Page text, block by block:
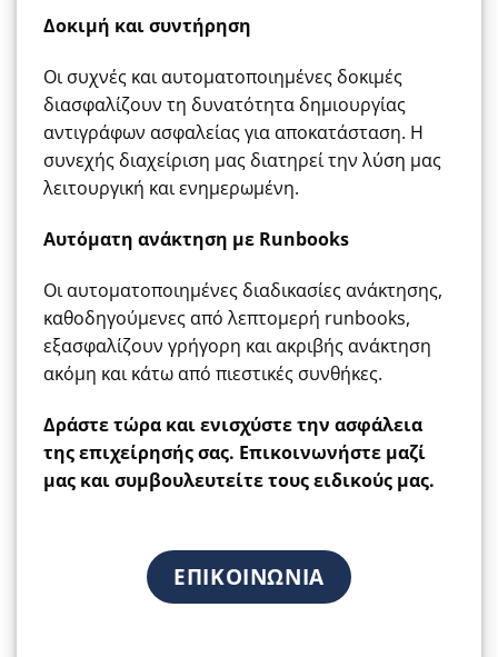
Δοκιμή και συντήρηση
Οι συχνές και αυτοματοποιημένες δοκιμές
διασφαλίζουν τη δυνατότητα δημιουργίας
αντιγράφων ασφαλείας για αποκατάσταση. Η
συνεχής διαχείριση μας διατηρεί την λύση μας
λειτουργική και ενημερωμένη.
Αυτόματη ανάκτηση με Runbooks
Οι αυτοματοποιημένες διαδικασίες ανάκτησης,
καθοδηγούμενες από λεπτομερή runbooks,
εξασφαλίζουν γρήγορη και ακριβής ανάκτηση
ακόμη και κάτω από πιεστικές συνθήκες.
Δράστε τώρα και ενισχύστε την ασφάλεια
της επιχείρησής σας. Επικοινωνήστε μαζί
μας και συμβουλευτείτε τους ειδικούς μας.
ΕΠΙΚΟΙΝΩΝΙΑ